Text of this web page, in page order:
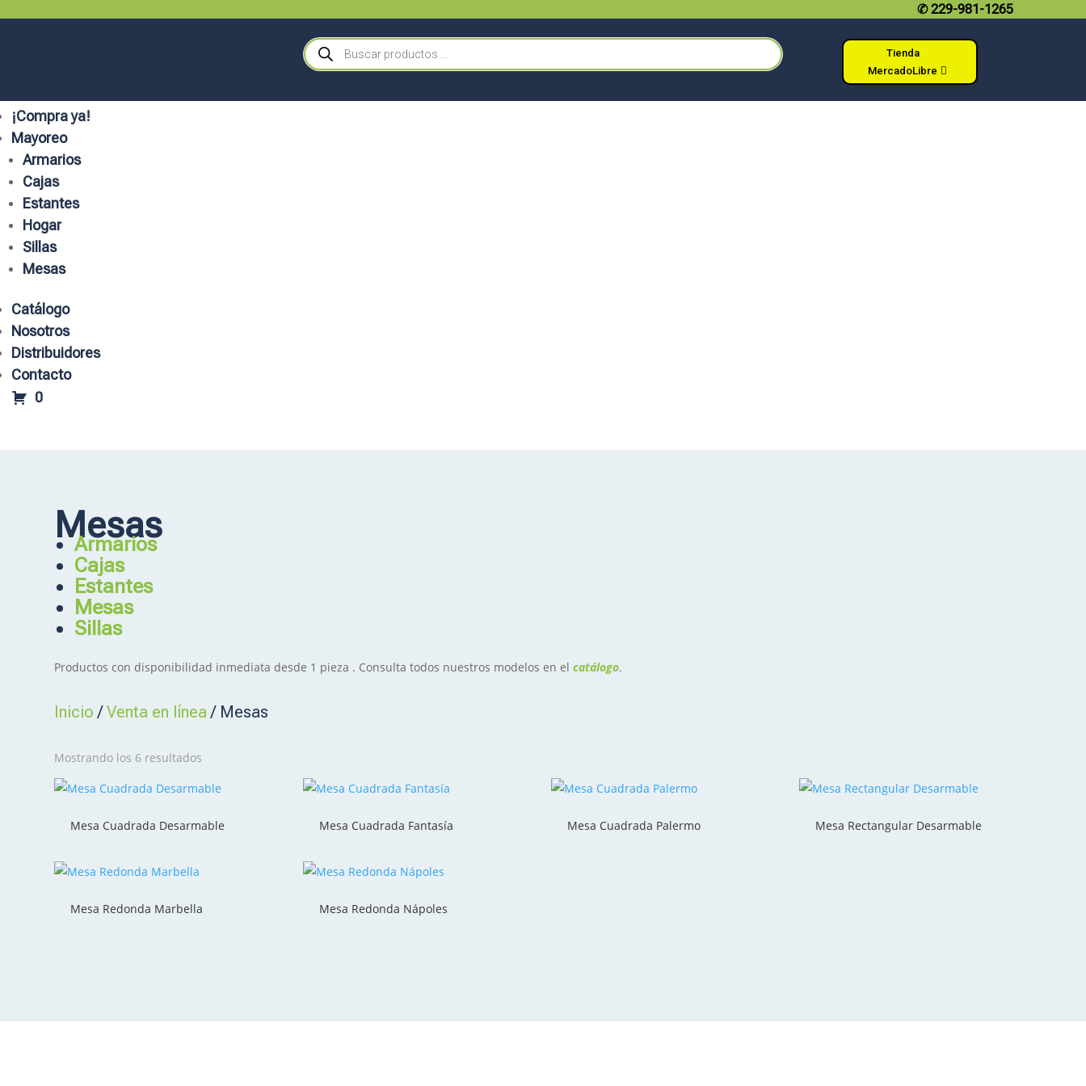
✆229-981-1265
Búsqueda
de
productos
Tienda
MercadoLibre
¡Compra ya!
Mayoreo
Armarios
Cajas
Estantes
Hogar
Sillas
Mesas
Catálogo
Nosotros
Distribuidores
Contacto
0
Mesas
Armarios
Cajas
Estantes
Mesas
Sillas
Productos con disponibilidad inmediata desde 1 pieza . Consulta todos nuestros modelos en elcatálogo.
Inicio /Venta en línea / Mesas
Mostrando los 6 resultados
Mesa Cuadrada Desarmable Mesa Cuadrada Fantasía Mesa Cuadrada Palermo Mesa Rectangular Desarmable
Mesa Redonda Marbella Mesa Redonda Nápoles